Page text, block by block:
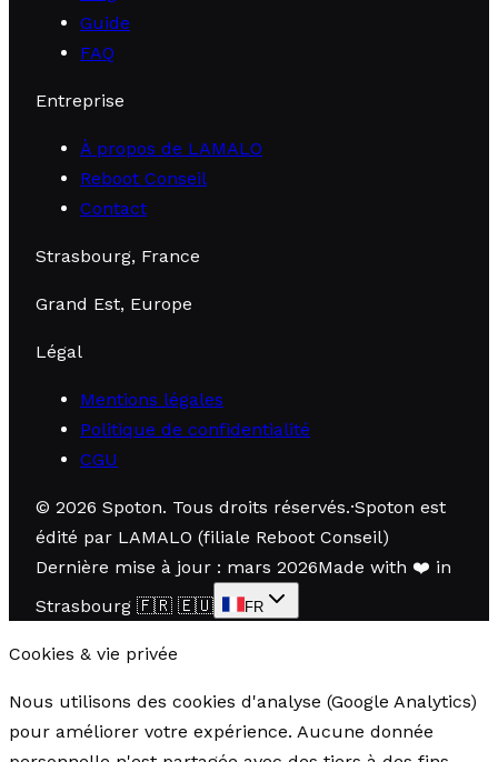
Guide
FAQ
Entreprise
À propos de LAMALO
Reboot Conseil
Contact
Strasbourg, France
Grand Est, Europe
Légal
Mentions légales
Politique de confidentialité
CGU
© 2026 Spoton. Tous droits réservés.·Spoton est
édité par LAMALO (filiale Reboot Conseil)
Dernière mise à jour : mars 2026Made with ❤️ in
Strasbourg 🇫🇷 🇪🇺 FR
Cookies & vie privée
Nous utilisons des cookies d'analyse (Google Analytics)
pour améliorer votre expérience. Aucune donnée